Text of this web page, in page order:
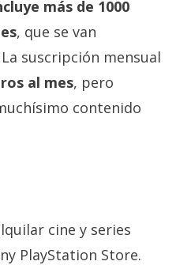
más de 1000
, que se van
suscripción mensual
al mes, pero
contenido
cine y series
PlayStation Store.